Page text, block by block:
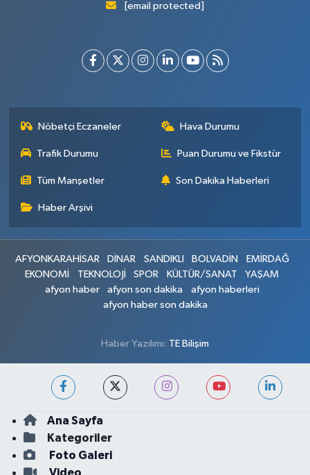
[email protected]
Nöbetçi Eczaneler Hava Durumu
Trafik Durumu Puan Durumu ve Fikstür
Tüm Manşetler Son Dakika Haberleri
Haber Arşivi
AFYONKARAHİSAR DİNAR SANDIKLI BOLVADİN
EMİRDAĞ
EKONOMİ
TEKNOLOJİ SPOR KÜLTÜR/SANAT
YAŞAM
afyon haber
afyon son dakika
afyon haberleri
afyon haber son dakika
Haber Yazılımı: TE Bilişim
Ana Sayfa
Kategoriler
Foto Galeri
Video